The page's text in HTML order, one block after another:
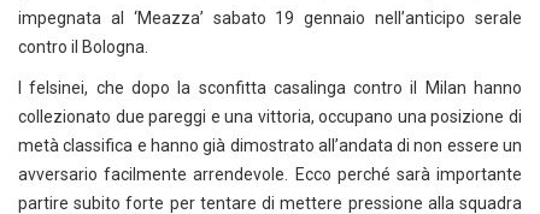
impegnata al ‘Meazza’ sabato 19 gennaio nell’anticipo serale
contro il Bologna.
I felsinei, che dopo la sconfitta casalinga contro il Milan hanno
collezionato due pareggi e una vittoria, occupano una posizione di
metà classifica e hanno già dimostrato all’andata di non essere un
avversario facilmente arrendevole. Ecco perché sarà importante
partire subito forte per tentare di mettere pressione alla squadra